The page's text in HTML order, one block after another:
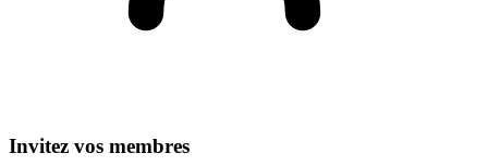
Invitez vos membres